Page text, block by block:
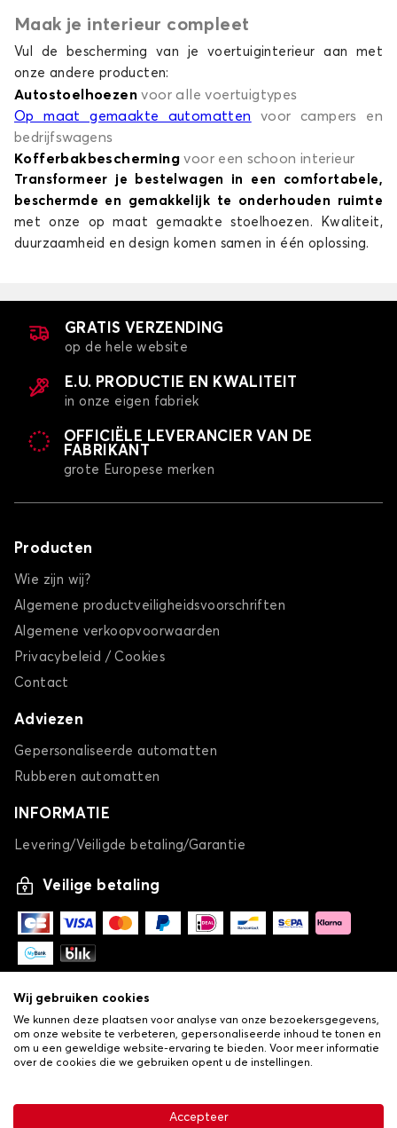
Maak je interieur compleet
Vul de bescherming van je voertuiginterieur aan met
onze andere producten:
Autostoelhoezen voor alle voertuigtypes
Op maat gemaakte automatten
voor campers en
bedrijfswagens
Kofferbakbescherming voor een schoon interieur
Transformeer je bestelwagen in een comfortabele,
beschermde en gemakkelijk te onderhouden ruimte
met onze op maat gemaakte stoelhoezen. Kwaliteit,
duurzaamheid en design komen samen in één oplossing.
GRATIS VERZENDING
op de hele website
E.U. PRODUCTIE EN KWALITEIT
in onze eigen fabriek
OFFICIËLE LEVERANCIER VAN DE
FABRIKANT
grote Europese merken
Producten
Wie zijn wij?
Algemene productveiligheidsvoorschriften
Algemene verkoopvoorwaarden
Privacybeleid / Cookies
Contact
Adviezen
Gepersonaliseerde automatten
Rubberen automatten
INFORMATIE
Levering/Veiligde betaling/Garantie
Veilige betaling
Algemene verkoopvoorwaarden•Privacy- en cookiebeleid
Wij gebruiken cookies
We kunnen deze plaatsen voor analyse van onze bezoekersgegevens,
om onze website te verbeteren, gepersonaliseerde inhoud te tonen en
om u een geweldige website-ervaring te bieden. Voor meer informatie
over de cookies die we gebruiken opent u de instellingen.
Accepteer